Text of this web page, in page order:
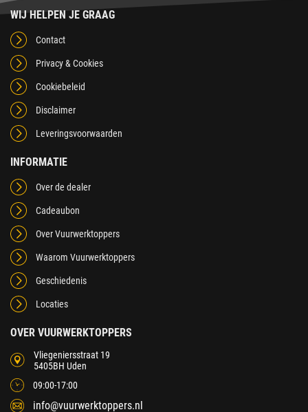
WIJ HELPEN JE GRAAG
Contact
Privacy & Cookies
Cookiebeleid
Disclaimer
Leveringsvoorwaarden
INFORMATIE
Over de dealer
Cadeaubon
Over Vuurwerktoppers
Waarom Vuurwerktoppers
Geschiedenis
Locaties
OVER VUURWERKTOPPERS
Vliegeniersstraat 19
5405BH Uden
09:00-17:00
info@vuurwerktoppers.nl